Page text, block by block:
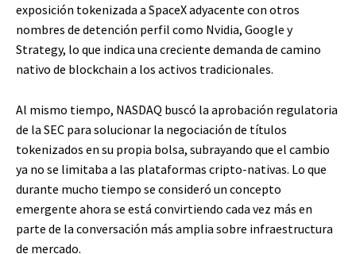
exposición tokenizada a SpaceX adyacente con otros
nombres de detención perfil como Nvidia, Google y
Strategy, lo que indica una creciente demanda de camino
nativo de blockchain a los activos tradicionales.
Al mismo tiempo, NASDAQ buscó la aprobación regulatoria
de la SEC para solucionar la negociación de títulos
tokenizados en su propia bolsa, subrayando que el cambio
ya no se limitaba a las plataformas cripto-nativas. Lo que
durante mucho tiempo se consideró un concepto
emergente ahora se está convirtiendo cada vez más en
parte de la conversación más amplia sobre infraestructura
de mercado.